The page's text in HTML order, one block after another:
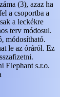
(3), azaz ha
a csoportba a
a leckékre
terv módosul.
módosítható.
le az óráról. Ez
Elephant s.r.o.